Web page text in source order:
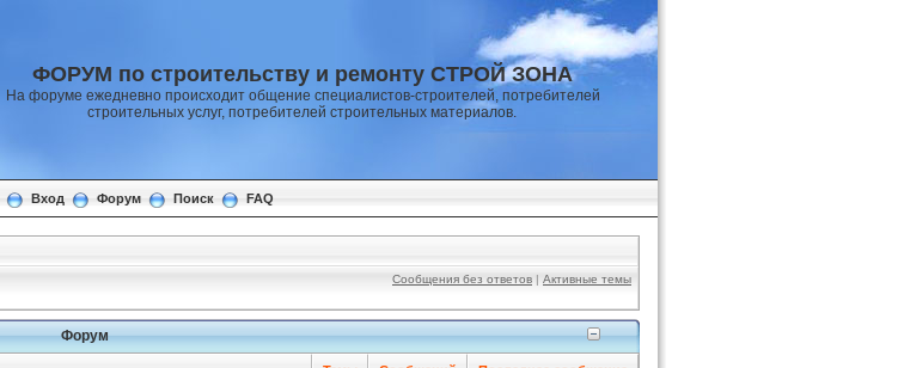
ФОРУМ по строительству и ремонту СТРОЙ ЗОНА
На форуме ежедневно происходит общение специалистов-строителей, потребителей
строительных услуг, потребителей строительных материалов.
Вход Форум Поиск FAQ
Сообщения без ответов | Активные темы
Форум